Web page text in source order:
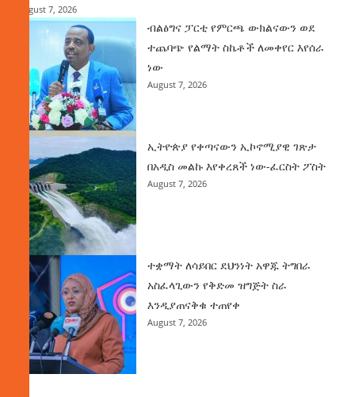
August 7, 2026
ብልፅግና ፓርቲ የምርጫ ውክልናውን ወደ
ተጨባጭ የልማት ስኬቶች ለመቀየር እየሰራ
ነው
August 7, 2026
ኢትዮጵያ የቀጣናውን ኢኮኖሚያዊ ገጽታ
በአዲስ መልኩ እየቀረጸች ነው-ፈርስት ፖስት
August 7, 2026
ተቋማት ለሳይበር ደህንነት አዋጁ ትግበራ
አስፈላጊውን የቅድመ ዝግጅት ስራ
እንዲያጠናቅቁ ተጠየቀ
August 7, 2026